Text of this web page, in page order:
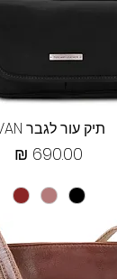
תצוגה מהירה
תיק עור לגבר IVAN
מחיר